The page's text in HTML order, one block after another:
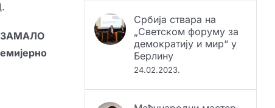
ЗАМАЛО
Србија ствара на
„Светском форуму за
демократију и мир“ у
Берлину
24.02.2023.